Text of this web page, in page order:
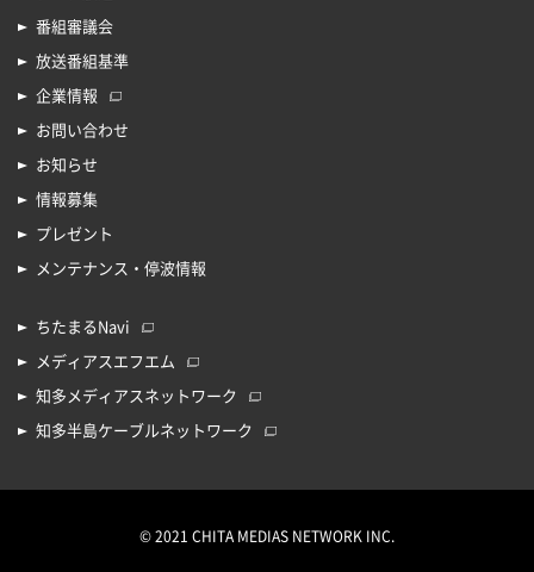
番組審議会
放送番組基準
企業情報
お問い合わせ
お知らせ
情報募集
プレゼント
メンテナンス・停波情報
ちたまるNavi
メディアスエフエム
知多メディアスネットワーク
知多半島ケーブルネットワーク
© 2021 CHITA MEDIAS NETWORK INC.